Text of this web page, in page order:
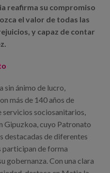
reafirma su compromiso
el valor de todas las
y capaz de contar
sin ánimo de lucro,
más de 140 años de
servicios sociosanitarios,
Gipuzkoa, cuyo Patronato
destacadas de diferentes
participan de forma
gobernanza. Con una clara